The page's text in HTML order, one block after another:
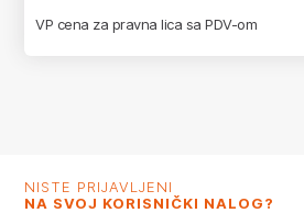
VP cena za pravna lica sa PDV-om
NISTE PRIJAVLJENI
NA SVOJ KORISNIČKI NALOG?